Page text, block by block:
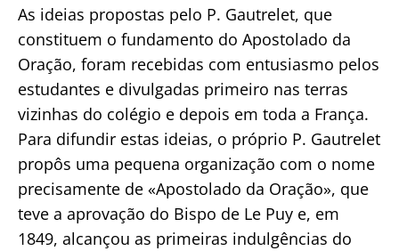
As ideias propostas pelo P. Gautrelet, que
constituem o fundamento do Apostolado da
Oração, foram recebidas com entusiasmo pelos
estudantes e divulgadas primeiro nas terras
vizinhas do colégio e depois em toda a França.
Para difundir estas ideias, o próprio P. Gautrelet
propôs uma pequena organização com o nome
precisamente de «Apostolado da Oração», que
teve a aprovação do Bispo de Le Puy e, em
1849, alcançou as primeiras indulgências do